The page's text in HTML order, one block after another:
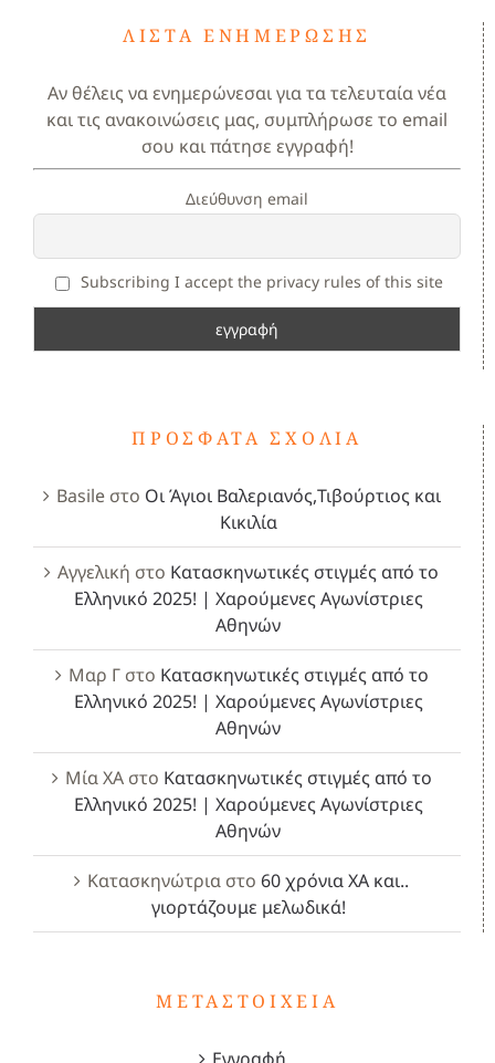
ΛΊΣΤΑ ΕΝΗΜΈΡΩΣΗΣ
Αν θέλεις να ενημερώνεσαι για τα τελευταία νέα
και τις ανακοινώσεις μας, συμπλήρωσε το email
σου και πάτησε εγγραφή!
Διεύθυνση email
Subscribing I accept the privacy rules of this site
ΠΡΌΣΦΑΤΑ ΣΧΌΛΙΑ
Basileστο Οι Άγιοι Βαλεριανός,Τιβούρτιος και
Κικιλία
Αγγελική στο Κατασκηνωτικές στιγμές από το
Ελληνικό 2025! | Χαρούμενες Αγωνίστριες
Αθηνών
Μαρ Γστο Κατασκηνωτικές στιγμές από το
Ελληνικό 2025! | Χαρούμενες Αγωνίστριες
Αθηνών
Μία ΧΑστο Κατασκηνωτικές στιγμές από το
Ελληνικό 2025! | Χαρούμενες Αγωνίστριες
Αθηνών
Κατασκηνώτρια στο 60 χρόνια ΧΑ και..
γιορτάζουμε μελωδικά!
ΜΕΤΑΣΤΟΙΧΕΊΑ